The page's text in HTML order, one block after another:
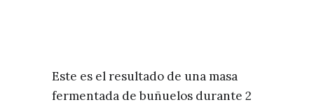
Este es el resultado de una masa
fermentada de buñuelos durante 2